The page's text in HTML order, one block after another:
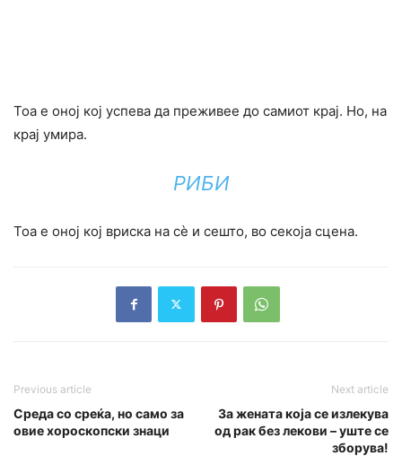
Тоа е оној кој успева да преживее до самиот крај. Но, на
крај умира.
РИБИ
Тоа е оној кој вриска на сè и сешто, во секоја сцена.
Previous article
Среда со среќа, но само за
овие хороскопски знаци
Next article
За жената која се излекува
од рак без лекови – уште се
зборува!